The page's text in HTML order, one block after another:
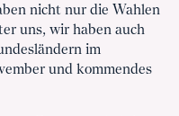
nicht nur die Wahlen
uns, wir haben auch
im
und kommendes